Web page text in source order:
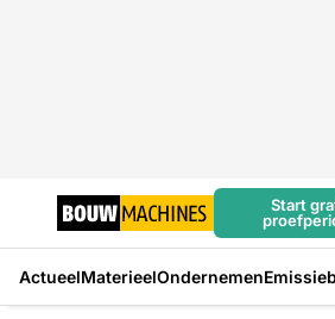
Start
ActueelMaterieelOndernemen